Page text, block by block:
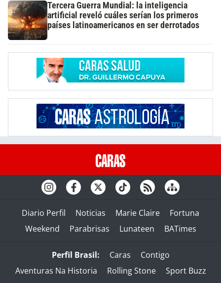
Tercera Guerra Mundial: la inteligencia
artificial reveló cuáles serían los primeros
países latinoamericanos en ser derrotados
Diario Perfil Noticias Marie Claire
Fortuna
Weekend
Parabrisas Lunateen BATimes
Perfil Brasil: Caras
Contigo
Aventuras Na Historia
Rolling Stone
Sport Buzz